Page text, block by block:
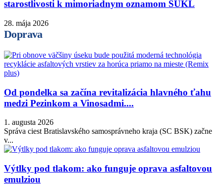
starostlivosti k mimoriadnym oznamom ŠÚKL
28. mája 2026
Doprava
Od pondelka sa začína revitalizácia hlavného ťahu
medzi Pezinkom a Vinosadmi....
1. augusta 2026
Správa ciest Bratislavského samosprávneho kraja (SC BSK) začne
v...
Výtlky pod tlakom: ako funguje oprava asfaltovou
emulziou